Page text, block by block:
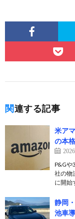
関連する記事
米ア
の本
P&Gや
社の物
に開始
静岡
池車